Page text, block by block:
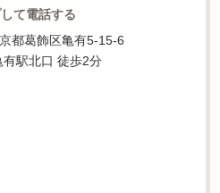
て電話する
都葛飾区亀有5-15-6
駅北口 徒歩2分